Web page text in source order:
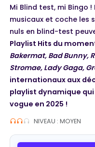
Mi Blind test, mi Bingo
musicaux et coche les
nuls en blind-test
Playlist Hits du
Bakermat, Bad Bunny,
Stromae, Lady Gaga,
internationaux aux
playlist dynamique
vogue en 2025 !
NIVEAU : MOYEN